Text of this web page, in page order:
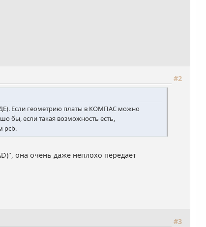
#2
Если геометрию платы в КОМПАС можно
бы, если такая возможность есть,
pcb.
она очень даже неплохо передает
#3